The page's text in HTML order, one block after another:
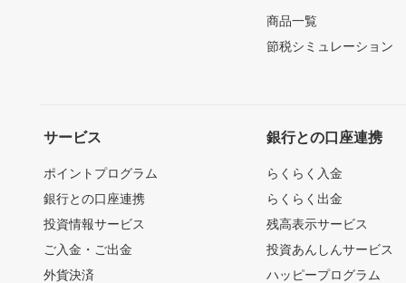
商品一覧
節税シミュレーション
サービス
ポイントプログラム
銀行との口座連携
投資情報サービス
ご入金・ご出金
外貨決済
銀行との口座連携
らくらく入金
らくらく出金
残高表示サービス
投資あんしんサービス
ハッピープログラム